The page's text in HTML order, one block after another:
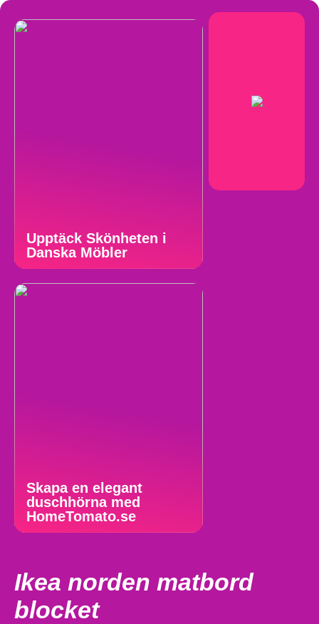
Upptäck Skönheten i
Danska Möbler
Skapa en elegant
duschhörna med
HomeTomato.se
Ikea norden matbord
blocket